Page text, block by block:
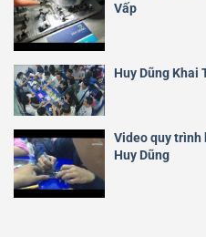
Vấp
Huy Dũng Khai
Video quy trình
Huy Dũng